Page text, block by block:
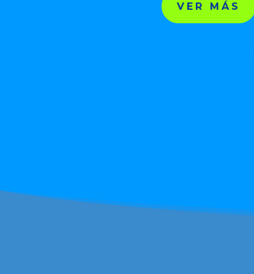
VER MÁS